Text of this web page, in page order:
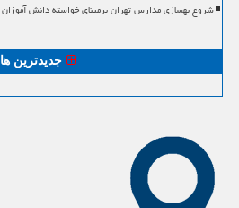
شروع بهسازی مدارس تهران برمبنای خواسته دانش آموزان
جدیدترین ها